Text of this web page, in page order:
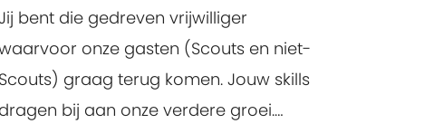
bent die gedreven vrijwilliger
onze gasten (Scouts en niet-
Scouts) graag terug komen. Jouw skills
dragen bij aan onze verdere groei.